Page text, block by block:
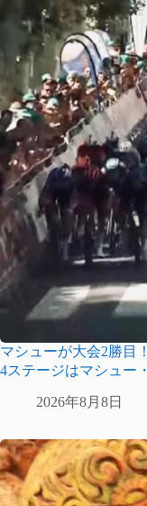
マシューが大会2勝目
4ステージはマシュー
2026年8月8日